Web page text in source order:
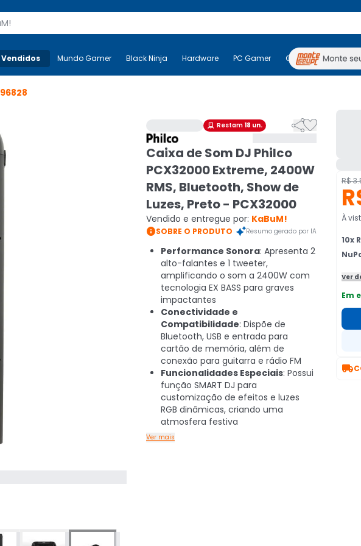
Mais-v- Mundo Gamer Black Ninja Hardware PC Gamer
Mundo Gamer Black Ninja Hardware PC Gamer Computadores
 Restam 18 un. 
Caixa de Som DJ Philco
PCX32000 Extreme, 2400W
RMS, Bluetooth, Show de
Luzes, Preto - PCX32000
Vendido e entregue por: KaBuM!
SOBRE O PRODUTO Resumo gerado por IA
Performance Sonora: Apresenta 2
alto-falantes e 1 tweeter,
amplificando o som a 2400W com
tecnologia EX BASS para graves
impactantes
Conectividade e
Compatibilidade: Dispõe de
Bluetooth, USB e entrada para
cartão de memória, além de
conexão para guitarra e rádio FM
Funcionalidades Especiais: Possui
função SMART DJ para
customização de efeitos e luzes
RGB dinâmicas, criando uma
atmosfera festiva
Ver mais
R$
À
10x
Ver
Em
